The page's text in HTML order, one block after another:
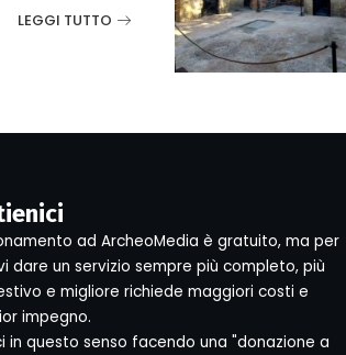
LEGGI TUTTO
ad ArcheoMedia è gratuito, ma per
dare un servizio sempre più completo, più
e migliore richiede maggiori costi e
impegno.
in questo senso facendo una "donazione a